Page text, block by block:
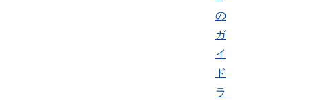
の
ガ
イ
ド
ラ